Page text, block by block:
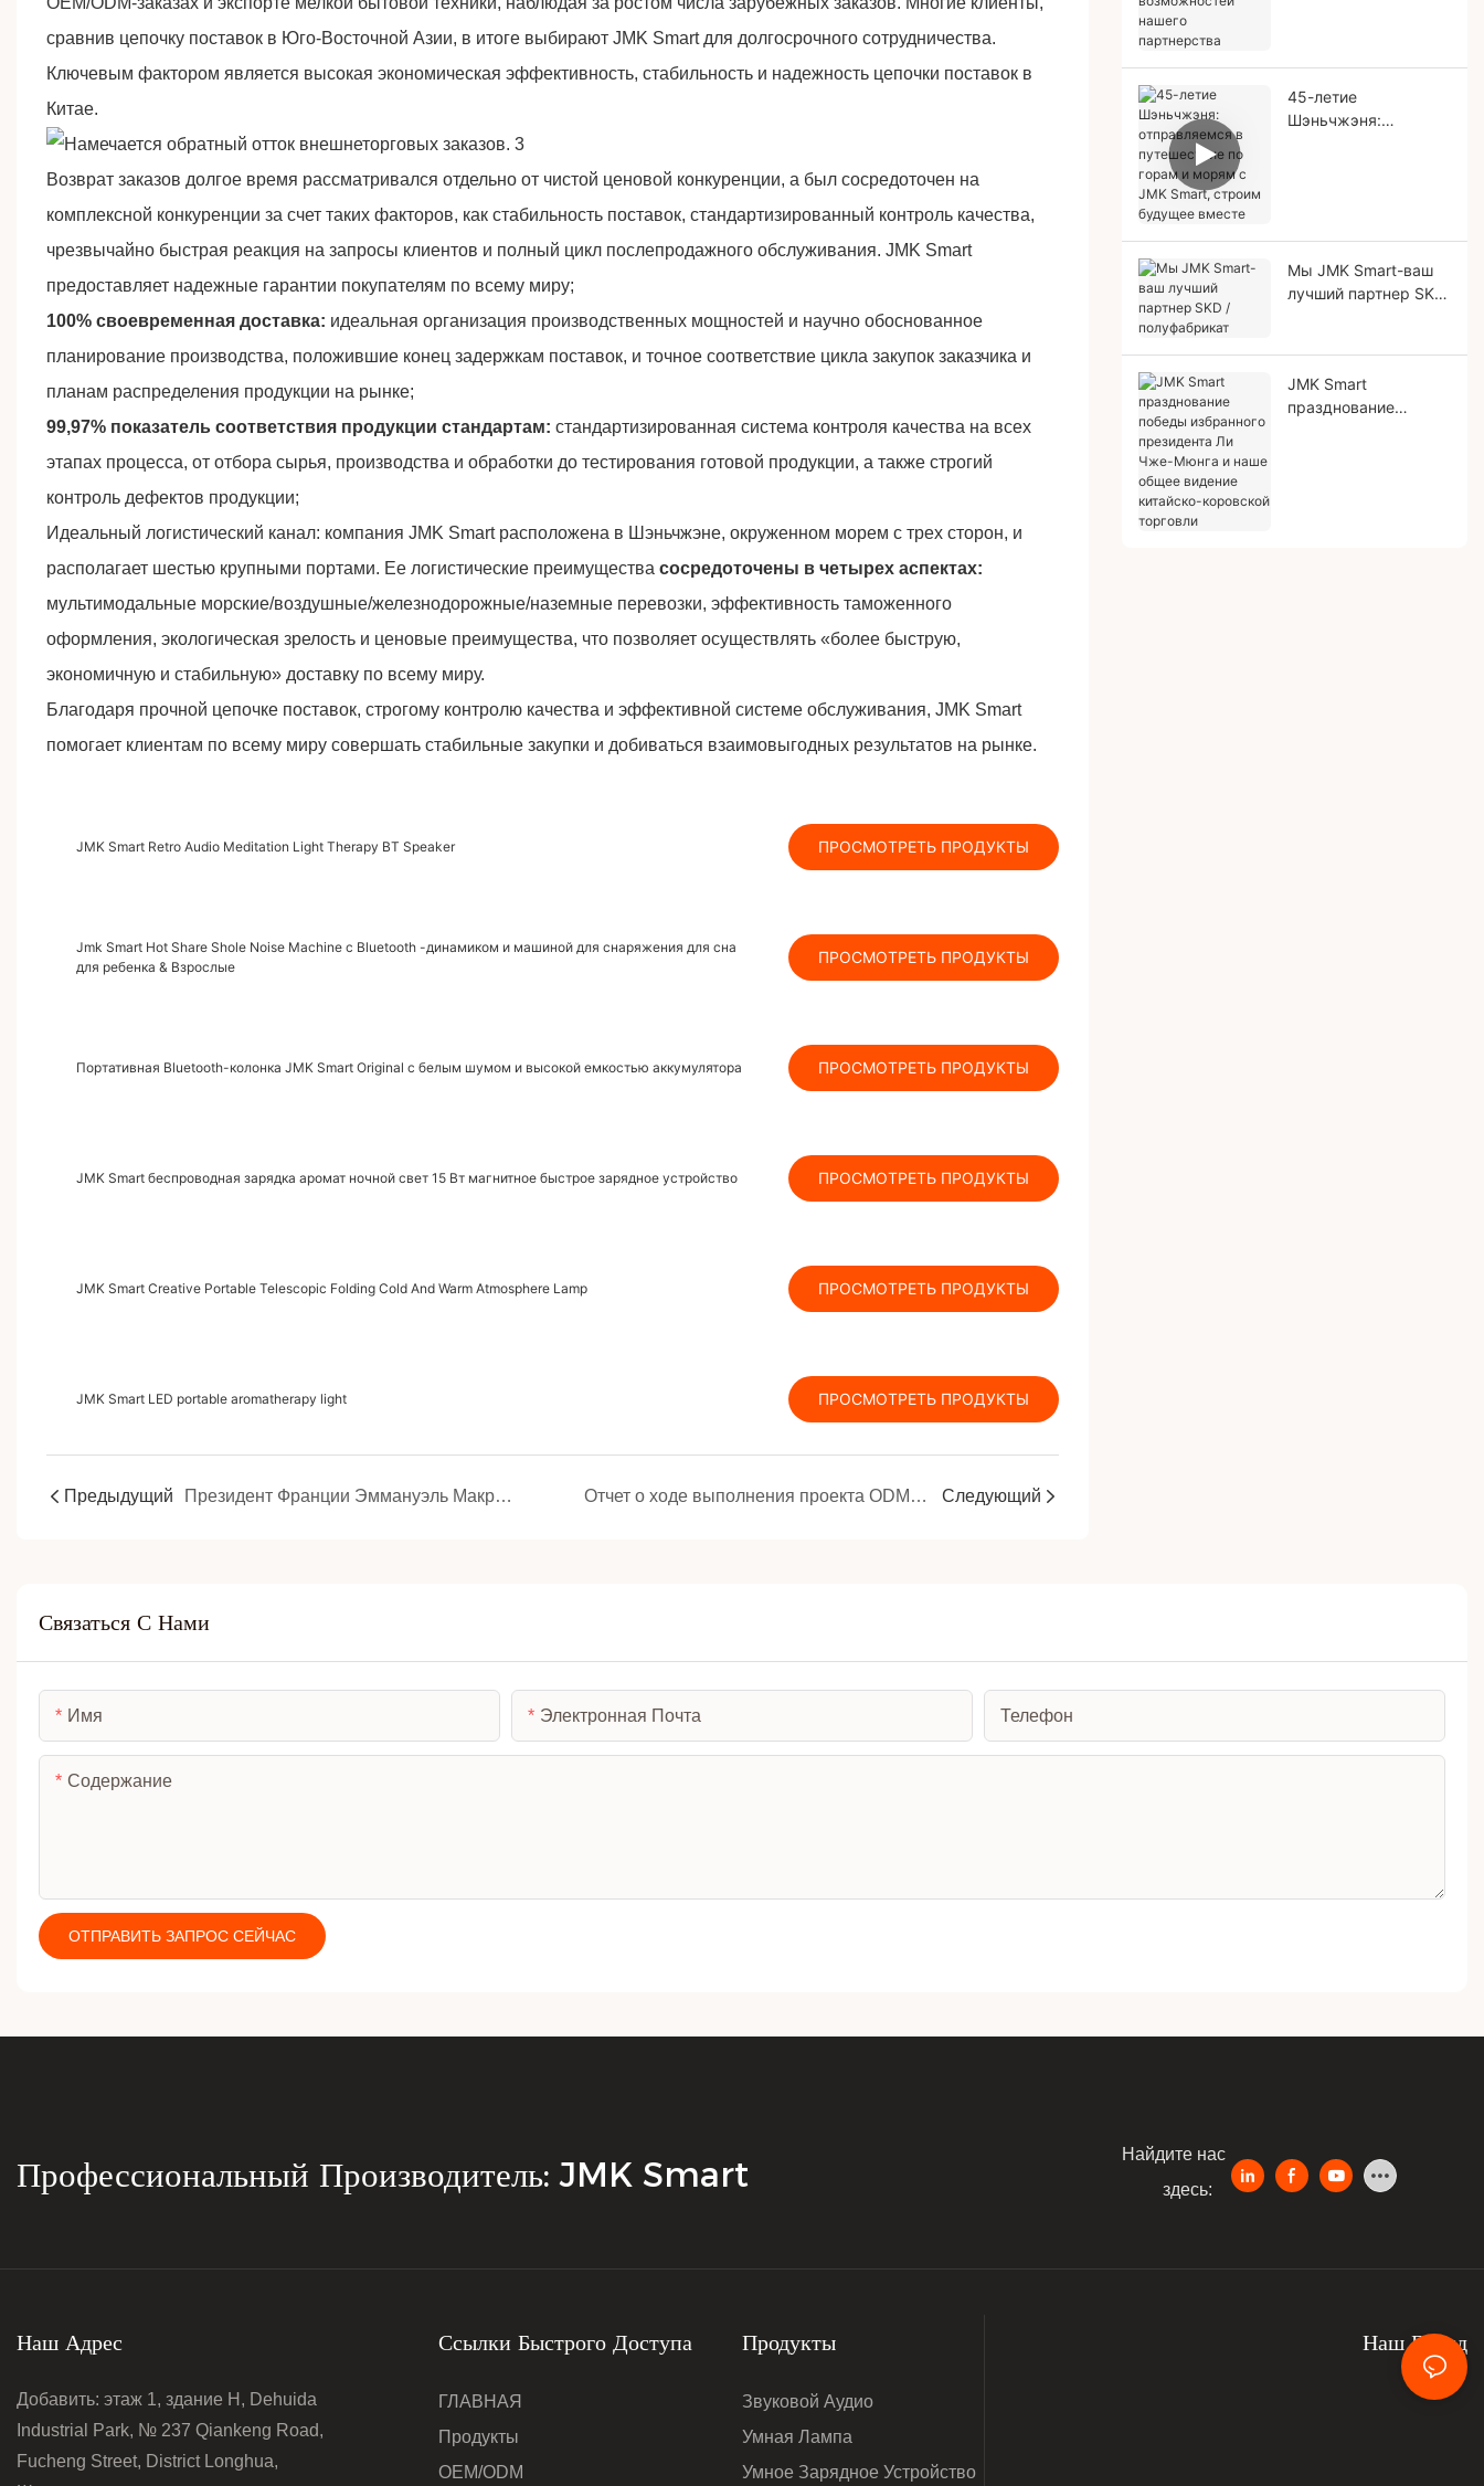
сравнив цепочку поставок в Юго-Восточной Азии, в итоге выбирают JMK Smart для долгосрочного сотрудничества.
Ключевым фактором является высокая экономическая эффективность, стабильность и надежность цепочки поставок в
Китае.
Возврат заказов долгое время рассматривался отдельно от чистой ценовой конкуренции, а был сосредоточен на
комплексной конкуренции за счет таких факторов, как стабильность поставок, стандартизированный контроль качества,
чрезвычайно быстрая реакция на запросы клиентов и полный цикл послепродажного обслуживания. JMK Smart
предоставляет надежные гарантии покупателям по всему миру;
100% своевременная доставка: идеальная организация производственных мощностей и научно обоснованное
планирование производства, положившие конец задержкам поставок, и точное соответствие цикла закупок заказчика и
планам распределения продукции на рынке;
99,97% показатель соответствия продукции стандартам: стандартизированная система контроля качества на всех
этапах процесса, от отбора сырья, производства и обработки до тестирования готовой продукции, а также строгий
контроль дефектов продукции;
Идеальный логистический канал: компания JMK Smart расположена в Шэньчжэне, окруженном морем с трех сторон, и
располагает шестью крупными портами. Ее логистические преимущества сосредоточены в четырех аспектах:
мультимодальные морские/воздушные/железнодорожные/наземные перевозки, эффективность таможенного
оформления, экологическая зрелость и ценовые преимущества, что позволяет осуществлять «более быструю,
экономичную и стабильную» доставку по всему миру.
Благодаря прочной цепочке поставок, строгому контролю качества и эффективной системе обслуживания, JMK Smart
помогает клиентам по всему миру совершать стабильные закупки и добиваться взаимовыгодных результатов на рынке.
JMK Smart Retro Audio Meditation Light Therapy BT Speaker ПРОСМОТРЕТЬ ПРОДУКТЫ
Jmk Smart Hot Share Shole Noise Machine с Bluetooth -динамиком и машиной для снаряжения для сна
для ребенка & Взрослые
ПРОСМОТРЕТЬ ПРОДУКТЫ
Портативная Bluetooth-колонка JMK Smart Original с белым шумом и высокой емкостью аккумулятора ПРОСМОТРЕТЬ ПРОДУКТЫ
JMK Smart беспроводная зарядка аромат ночной свет 15 Вт магнитное быстрое зарядное устройство ПРОСМОТРЕТЬ ПРОДУКТЫ
JMK Smart Creative Portable Telescopic Folding Cold And Warm Atmosphere Lamp ПРОСМОТРЕТЬ ПРОДУКТЫ
JMK Smart LED portable aromatherapy light ПРОСМОТРЕТЬ ПРОДУКТЫ
Предыдущий Президент Франции Эммануэль Макрон возглавляет волну европейских визитов в Китай, способствуя экономическому росту отношений между Китаем и Европой. Компания JMK Smart использует новые возможности в сфере разведки. Отчет о ходе выполнения проекта ODM и комплексные решения «под ключ» для производства. Введение. Следующий
45-летие
Шэньчжэня:
Мы JMK Smart-ваш
лучший партнер SKD
JMK Smart
празднование
Связаться С Нами
Имя Электронная Почта Телефон
Содержание
ОТПРАВИТЬ ЗАПРОС СЕЙЧАС
Профессиональный Производитель: JMK Smart
Найдите нас
здесь:
Наш Адрес
Добавить: этаж 1, здание H, Dehuida
Industrial Park, № 237 Qiankeng Road,
Fucheng Street, District Longhua,
Ссылки Быстрого Доступа
ГЛАВНАЯ
Продукты
OEM/ODM
Продукты
Звуковой Аудио
Умная Лампа
Умное Зарядное Устройство
Наш Бренд